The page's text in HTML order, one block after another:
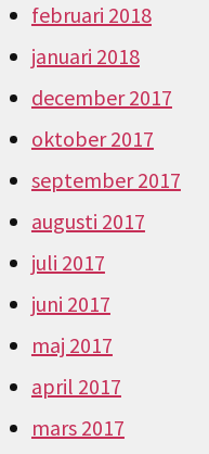
februari 2018
januari 2018
december 2017
oktober 2017
september 2017
augusti 2017
juli 2017
juni 2017
maj 2017
april 2017
mars 2017